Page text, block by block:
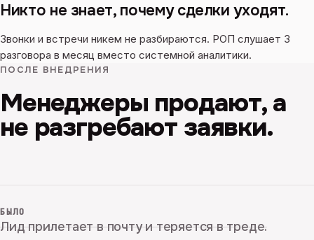
Никто не знает, почему сделки уходят.
Звонки и встречи никем не разбираются. РОП слушает 3
разговора в месяц вместо системной аналитики.
ПОСЛЕ ВНЕДРЕНИЯ
Менеджеры продают, а
не разгребают заявки.
БЫЛО
Лид прилетает в почту и теряется в треде.